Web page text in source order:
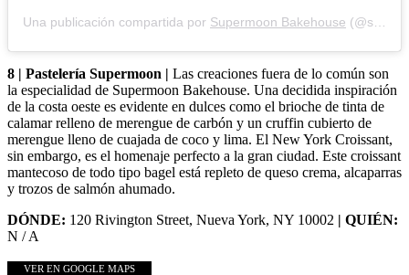
Una publicación compartida por Supermoon Bakehouse (@supermoonbakehouse) en
8 | Pastelería Supermoon | Las creaciones fuera de lo común son
la especialidad de Supermoon Bakehouse. Una decidida inspiración
de la costa oeste es evidente en dulces como el brioche de tinta de
calamar relleno de merengue de carbón y un cruffin cubierto de
merengue lleno de cuajada de coco y lima. El New York Croissant,
sin embargo, es el homenaje perfecto a la gran ciudad. Este croissant
mantecoso de todo tipo bagel está repleto de queso crema, alcaparras
y trozos de salmón ahumado.
DÓNDE: 120 Rivington Street, Nueva York, NY 10002 | QUIÉN:
N / A
VER EN GOOGLE MAPS